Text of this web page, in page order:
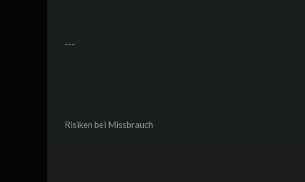
---
Risiken bei Missbrauch